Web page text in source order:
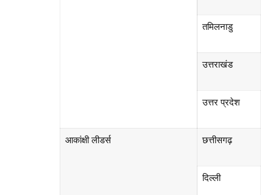
तमिलनाडु
उत्तराखंड
उत्तर प्रदेश
आकांक्षी लीडर्स छत्तीसगढ़
दिल्ली